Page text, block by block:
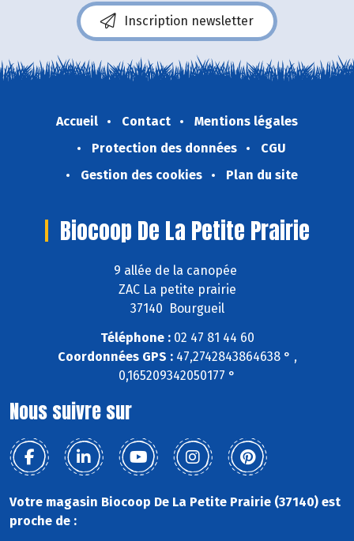
Inscription newsletter
Accueil Contact
Mentions légales
Protection des données
CGU
Gestion des cookies
Plan du site
Biocoop De La Petite Prairie
9 allée de la canopée
ZAC La petite prairie
37140 Bourgueil
Téléphone :02 47 81 44 60
Coordonnées GPS :47,2742843864638 ° ,
0,165209342050177 °
Nous suivre sur
Votre magasin Biocoop De La Petite Prairie (37140) est
proche de :